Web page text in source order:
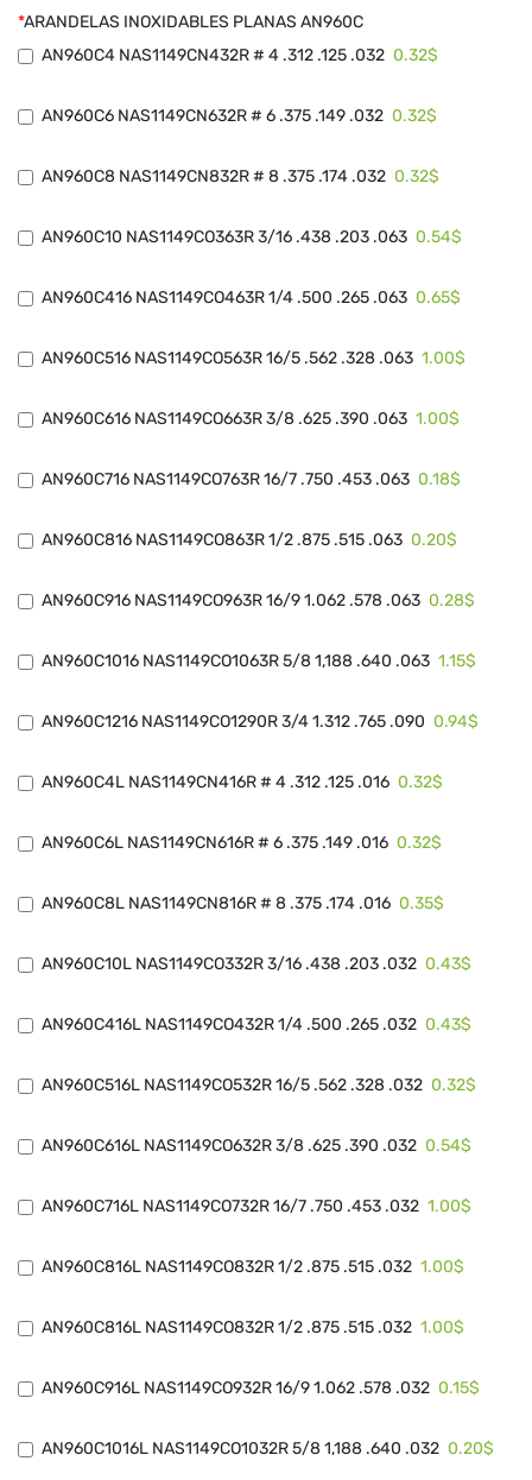
*ARANDELAS INOXIDABLES PLANAS AN960C
AN960C4 NAS1149CN432R # 4 .312 .125 .032 0.32$
AN960C6 NAS1149CN632R # 6 .375 .149 .032 0.32$
AN960C8 NAS1149CN832R # 8 .375 .174 .032 0.32$
AN960C10 NAS1149CO363R 3/16 .438 .203 .063 0.54$
AN960C416 NAS1149CO463R 1/4 .500 .265 .063 0.65$
AN960C516 NAS1149CO563R 16/5 .562 .328 .063 1.00$
AN960C616 NAS1149CO663R 3/8 .625 .390 .063 1.00$
AN960C716 NAS1149CO763R 16/7 .750 .453 .063 0.18$
AN960C816 NAS1149CO863R 1/2 .875 .515 .063 0.20$
AN960C916 NAS1149CO963R 16/9 1.062 .578 .063 0.28$
AN960C1016 NAS1149CO1063R 5/8 1,188 .640 .063 1.15$
AN960C1216 NAS1149CO1290R 3/4 1.312 .765 .090 0.94$
AN960C4L NAS1149CN416R # 4 .312 .125 .016 0.32$
AN960C6L NAS1149CN616R # 6 .375 .149 .016 0.32$
AN960C8L NAS1149CN816R # 8 .375 .174 .016 0.35$
AN960C10L NAS1149CO332R 3/16 .438 .203 .032 0.43$
AN960C416L NAS1149CO432R 1/4 .500 .265 .032 0.43$
AN960C516L NAS1149CO532R 16/5 .562 .328 .032 0.32$
AN960C616L NAS1149CO632R 3/8 .625 .390 .032 0.54$
AN960C716L NAS1149CO732R 16/7 .750 .453 .032 1.00$
AN960C816L NAS1149CO832R 1/2 .875 .515 .032 1.00$
AN960C816L NAS1149CO832R 1/2 .875 .515 .032 1.00$
AN960C916L NAS1149CO932R 16/9 1.062 .578 .032 0.15$
AN960C1016L NAS1149CO1032R 5/8 1,188 .640 .032 0.20$